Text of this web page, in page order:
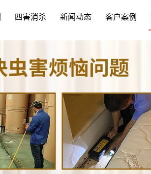
四害消杀 新闻动态 客户案例